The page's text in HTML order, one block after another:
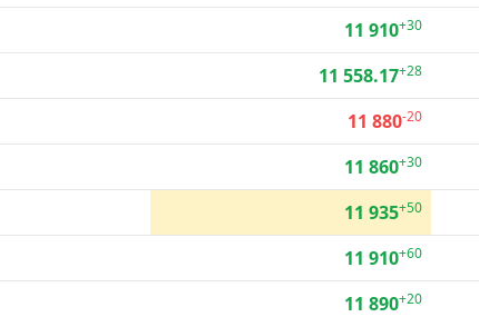
11 910+30
11 558.17+28
11 880-20
11 860+30
11 935+50
11 910+60
11 890+20